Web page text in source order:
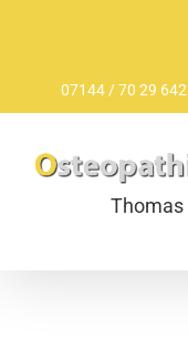
springen07144 / 70 29 642